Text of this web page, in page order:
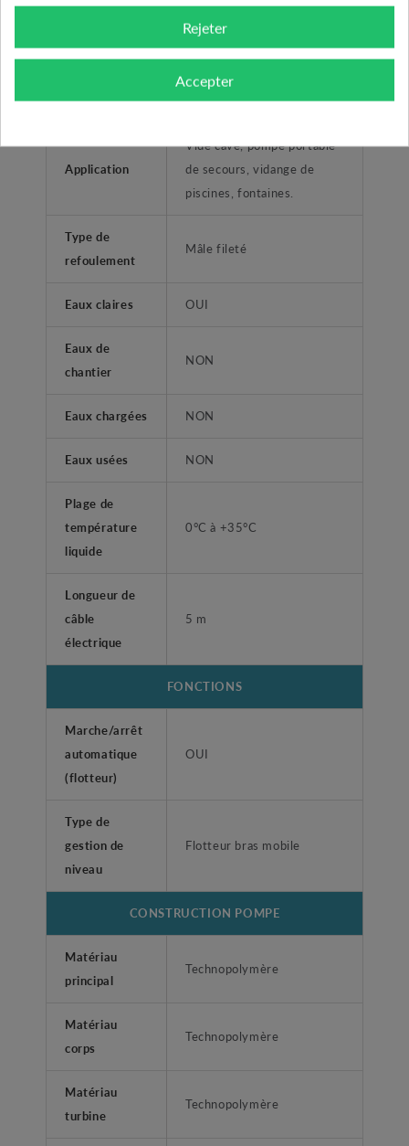
refoulement
1" ( 26/34)
Type liquide Eaux troubles sans fibres.
Application
Vide cave, pompe portable
de secours, vidange de
piscines, fontaines.
Type de
refoulement
Mâle fileté
Eaux claires OUI
Eaux de
chantier
NON
Eaux chargées NON
Eaux usées NON
Plage de
température
liquide
0°C à +35°C
Longueur de
câble
électrique
5 m
FONCTIONS
Marche/arrêt
automatique
(flotteur)
OUI
Type de
gestion de
niveau
Flotteur bras mobile
CONSTRUCTION POMPE
Matériau
principal
Technopolymère
Matériau
corps
Technopolymère
Matériau
turbine
Technopolymère
Rejeter
Accepter